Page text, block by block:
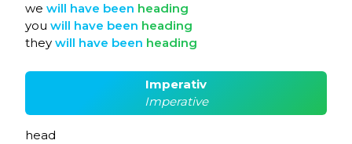
we will have been heading
you will have been heading
they will have been heading
Imperativ
Imperative
head